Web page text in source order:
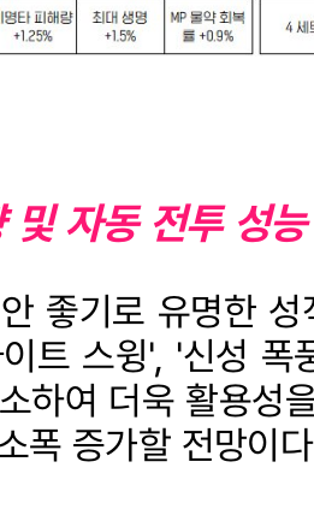
및 자동 전투 성
좋기로 유명한
트 스윙', '신성 폭
하여 더욱 활용성
폭 증가할 전망이